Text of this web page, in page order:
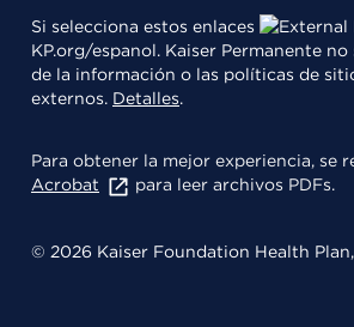
Si selecciona estos enlaces
KP.org/espanol. Kaiser Permanente
de la información o las políticas de
externos. Detalles.
Para obtener la mejor experiencia, se
Acrobat
para leer archivos PDFs.
© 2026 Kaiser Foundation Health